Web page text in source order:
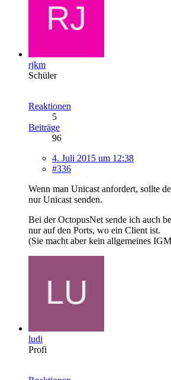
rjkm
Schüler
Reaktionen
5
Beiträge
96
4. Juli 2015 um 12:38
#336
Wenn man Unicast anfordert, sollte
nur Unicast senden.
Bei der OctopusNet sende ich auch
nur auf den Ports, wo ein Client ist.
(Sie macht aber kein allgemeines
ludi
Profi